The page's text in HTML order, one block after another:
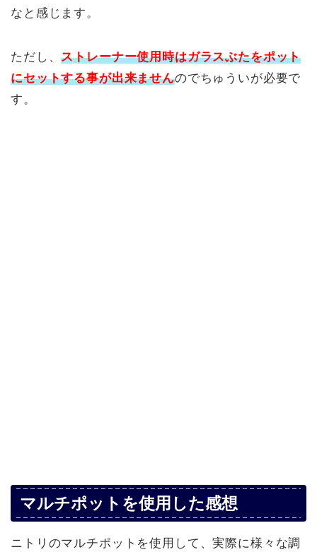
なと感じます。
ただし、ストレーナー使用時はガラスぶたをポット
にセットする事が出来ませんのでちゅういが必要で
す。
マルチポットを使用した感想
ニトリのマルチポットを使用して、実際に様々な調